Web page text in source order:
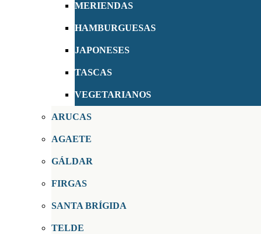
MERIENDAS
HAMBURGUESAS
JAPONESES
TASCAS
VEGETARIANOS
ARUCAS
AGAETE
GÁLDAR
FIRGAS
SANTA BRÍGIDA
TELDE